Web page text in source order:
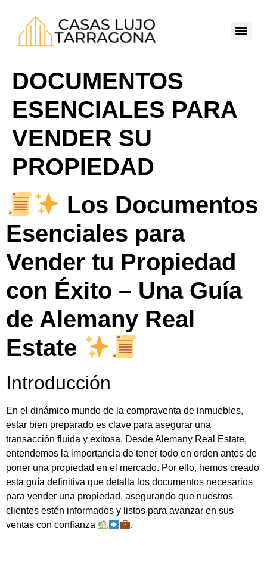
DOCUMENTOS
ESENCIALES PARA
VENDER SU
PROPIEDAD
Los Documentos
Esenciales para
Vender tu Propiedad
con Éxito – Una Guía
de Alemany Real
Estate
Introducción
En el dinámico mundo de la compraventa de inmuebles,
estar bien preparado es clave para asegurar una
transacción fluida y exitosa. Desde Alemany Real Estate,
entendemos la importancia de tener todo en orden antes de
poner una propiedad en el mercado. Por ello, hemos creado
esta guía definitiva que detalla los documentos necesarios
para vender una propiedad, asegurando que nuestros
clientes estén informados y listos para avanzar en sus
ventas con confianza
.